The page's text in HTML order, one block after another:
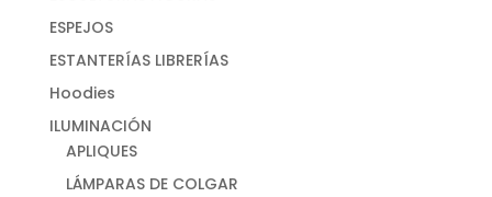
ESPEJOS
ESTANTERÍAS LIBRERÍAS
Hoodies
ILUMINACIÓN
APLIQUES
LÁMPARAS DE COLGAR